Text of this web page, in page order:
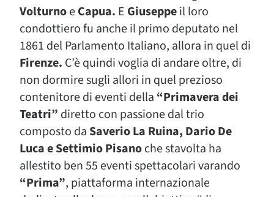
VolturnoeCapua. E Giuseppeil loro
condottiero fu anche il primo deputato nel
1861 del Parlamento Italiano, allora in quel di
Firenze. C’è quindi voglia di andare oltre, di
non dormire sugli allori in quel prezioso
contenitore di eventi della “Primavera dei
Teatri” diretto con passione dal trio
composto da Saverio La Ruina, Dario De
Luca e Settimio Pisanoche stavolta ha
allestito ben 55 eventi spettacolari varando
“Prima”, piattaforma internazionale